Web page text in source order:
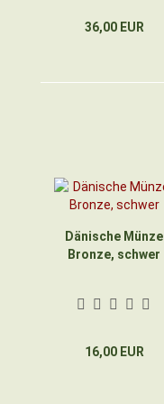
36,00 EUR
Dänische Münze
Bronze, schwer
16,00 EUR